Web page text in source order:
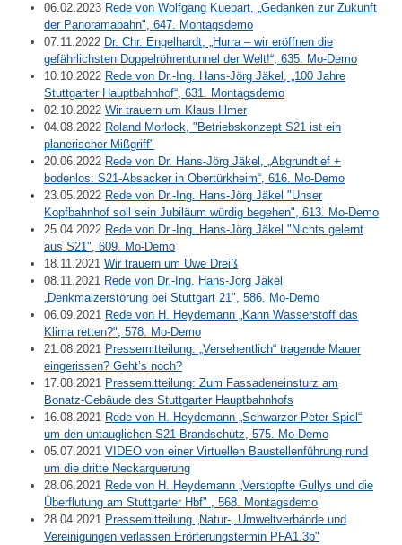
06.02.2023 Rede von Wolfgang Kuebart, „Gedanken zur Zukunft
der Panoramabahn", 647. Montagsdemo
07.11.2022 Dr. Chr. Engelhardt, „Hurra – wir eröffnen die
gefährlichsten Doppelröhrentunnel der Welt!“, 635. Mo-Demo
10.10.2022 Rede von Dr.-Ing. Hans-Jörg Jäkel, „100 Jahre
Stuttgarter Hauptbahnhof“, 631. Montagsdemo
02.10.2022 Wir trauern um Klaus Illmer
04.08.2022 Roland Morlock, "Betriebskonzept S21 ist ein
planerischer Mißgriff"
20.06.2022 Rede von Dr. Hans-Jörg Jäkel, „Abgrundtief +
bodenlos: S21-Absacker in Obertürkheim“, 616. Mo-Demo
23.05.2022 Rede von Dr.-Ing. Hans-Jörg Jäkel "Unser
Kopfbahnhof soll sein Jubiläum würdig begehen", 613. Mo-Demo
25.04.2022 Rede von Dr.-Ing. Hans-Jörg Jäkel "Nichts gelernt
aus S21", 609. Mo-Demo
18.11.2021 Wir trauern um Uwe Dreiß
08.11.2021 Rede von Dr.-Ing. Hans-Jörg Jäkel
„Denkmalzerstörung bei Stuttgart 21", 586. Mo-Demo
06.09.2021 Rede von H. Heydemann „Kann Wasserstoff das
Klima retten?", 578. Mo-Demo
21.08.2021 Pressemitteilung: „Versehentlich“ tragende Mauer
eingerissen? Geht’s noch?
17.08.2021 Pressemitteilung: Zum Fassadeneinsturz am
Bonatz-Gebäude des Stuttgarter Hauptbahnhofs
16.08.2021 Rede von H. Heydemann „Schwarzer-Peter-Spiel“
um den untauglichen S21-Brandschutz, 575. Mo-Demo
05.07.2021 VIDEO von einer Virtuellen Baustellenführung rund
um die dritte Neckarquerung
28.06.2021 Rede von H. Heydemann „Verstopfte Gullys und die
Überflutung am Stuttgarter Hbf" , 568. Montagsdemo
28.04.2021 Pressemitteilung „Natur-, Umweltverbände und
Vereinigungen verlassen Erörterungstermin PFA1.3b"